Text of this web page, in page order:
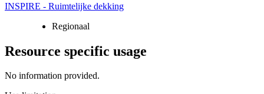
INSPIRE - Ruimtelijke dekking
Regionaal
Resource specific usage
No information provided.